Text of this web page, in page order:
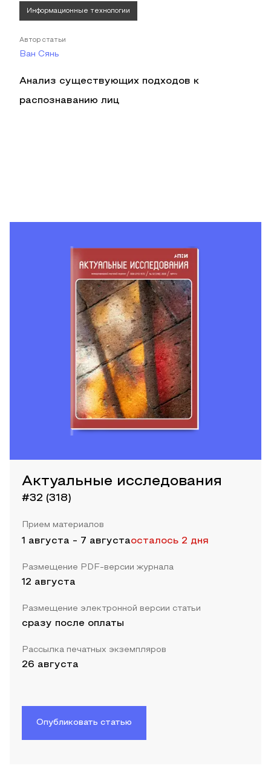
Информационные технологии
Автор статьи
Ван Сянь
Анализ существующих подходов к
распознаванию лиц
Актуальные исследования
#32 (318)
Прием материалов
1 августа - 7 августаосталось 2 дня
Размещение PDF-версии журнала
12 августа
Размещение электронной версии статьи
сразу после оплаты
Рассылка печатных экземпляров
26 августа
Опубликовать статью